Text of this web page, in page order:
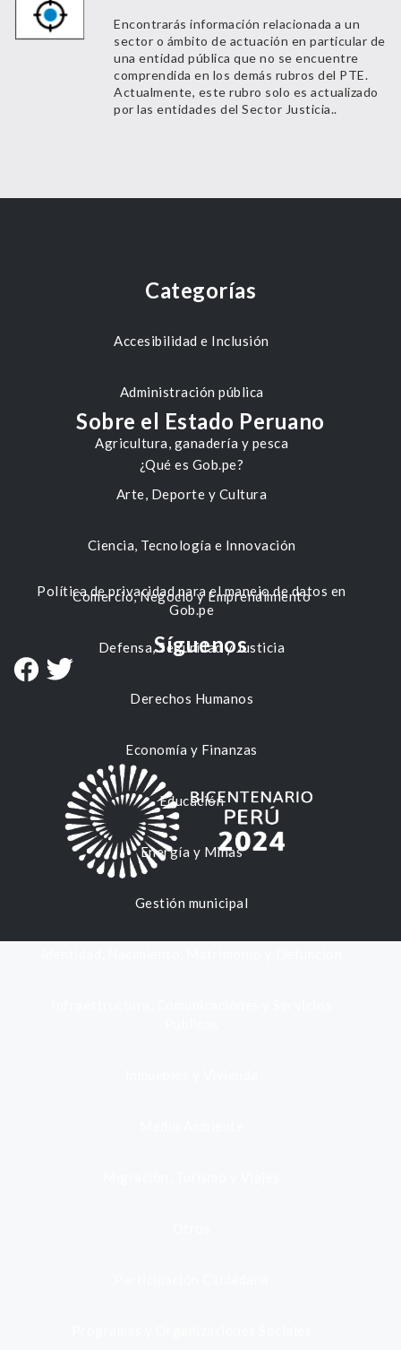
Encontrarás información relacionada a un
sector o ámbito de actuación en particular de
una entidad pública que no se encuentre
comprendida en los demás rubros del PTE.
Actualmente, este rubro solo es actualizado
por las entidades del Sector Justicia..
Categorías
Accesibilidad e Inclusión
Administración pública
Agricultura, ganadería y pesca
Arte, Deporte y Cultura
Ciencia, Tecnología e Innovación
Comercio, Negocio y Emprendimiento
Defensa, Seguridad y Justicia
Derechos Humanos
Economía y Finanzas
Educación
Energía y Minas
Gestión municipal
Sobre el Estado Peruano
¿Qué es Gob.pe?
Política de privacidad para el manejo de datos en
Gob.pe
Síguenos